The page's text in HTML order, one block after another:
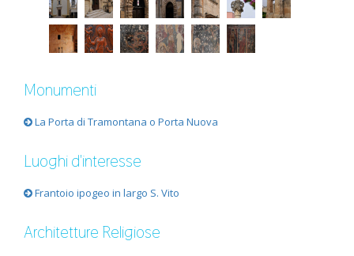
Monumenti
La Porta di Tramontana o Porta Nuova
Luoghi d'interesse
Frantoio ipogeo in largo S. Vito
Architetture Religiose